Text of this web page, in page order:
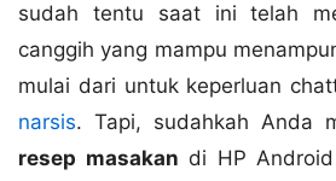
sudah tentu saat ini telah
canggih yang mampu
mulai dari untuk keperluan
narsis. Tapi, sudahkah Anda
resep masakan di HP